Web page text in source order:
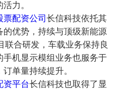
力。
票配资公司 长信科技依托其
优势，持续与顶级新能源
联合研发，车载业务保持良
机显示模组业务也服务于
单量持续提升。
资平台长信科技也取得了显